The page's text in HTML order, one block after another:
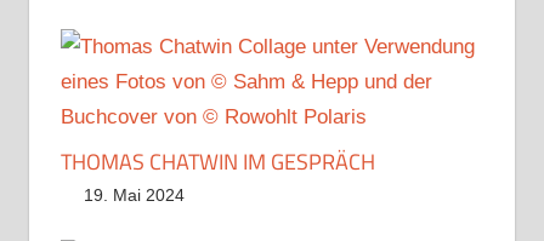
THOMAS CHATWIN IM GESPRÄCH
19. Mai 2024